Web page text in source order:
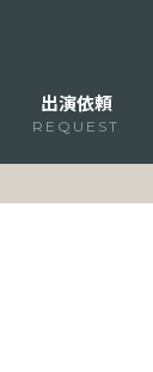
出演依頼
REQUEST